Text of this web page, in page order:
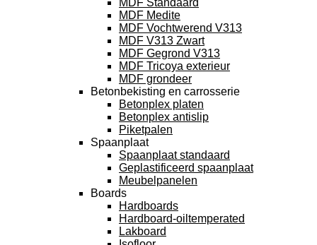
MDF Standaard
MDF Medite
MDF Vochtwerend V313
MDF V313 Zwart
MDF Gegrond V313
MDF Tricoya exterieur
MDF grondeer
Betonbekisting en carrosserie
Betonplex platen
Betonplex antislip
Piketpalen
Spaanplaat
Spaanplaat standaard
Geplastificeerd spaanplaat
Meubelpanelen
Boards
Hardboards
Hardboard-oiltemperated
Lakboard